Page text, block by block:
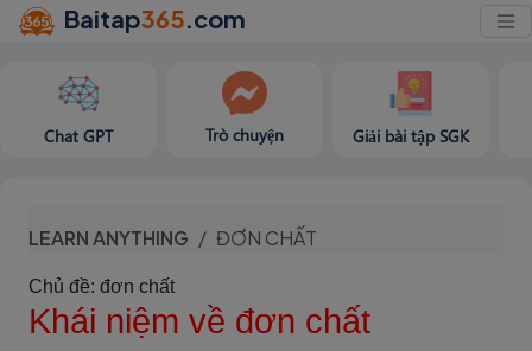
Baitap365.com
Chat GPT Trò chuyện Giải bài tập SGK
LEARN ANYTHING ĐƠN CHẤT
Chủ đề: đơn chất
Khái niệm về đơn chất